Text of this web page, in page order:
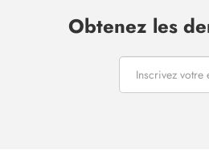
Obtenez les